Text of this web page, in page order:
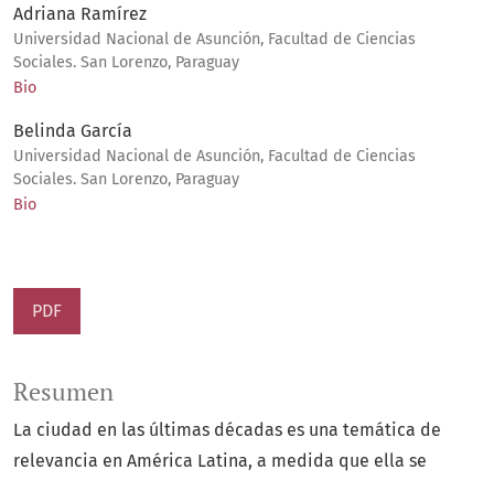
Adriana Ramírez
Universidad Nacional de Asunción, Facultad de Ciencias
Sociales. San Lorenzo, Paraguay
Bio
Belinda García
Universidad Nacional de Asunción, Facultad de Ciencias
Sociales. San Lorenzo, Paraguay
Bio
PDF
Resumen
La ciudad en las últimas décadas es una temática de
relevancia en América Latina, a medida que ella se